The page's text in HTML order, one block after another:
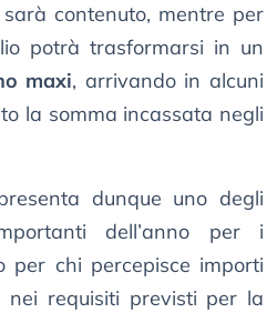
contenuto, mentre per
potrà trasformarsi in un
maxi, arrivando in alcuni
la somma incassata negli
dunque uno degli
dell’anno per i
per chi percepisce importi
nei requisiti previsti per la